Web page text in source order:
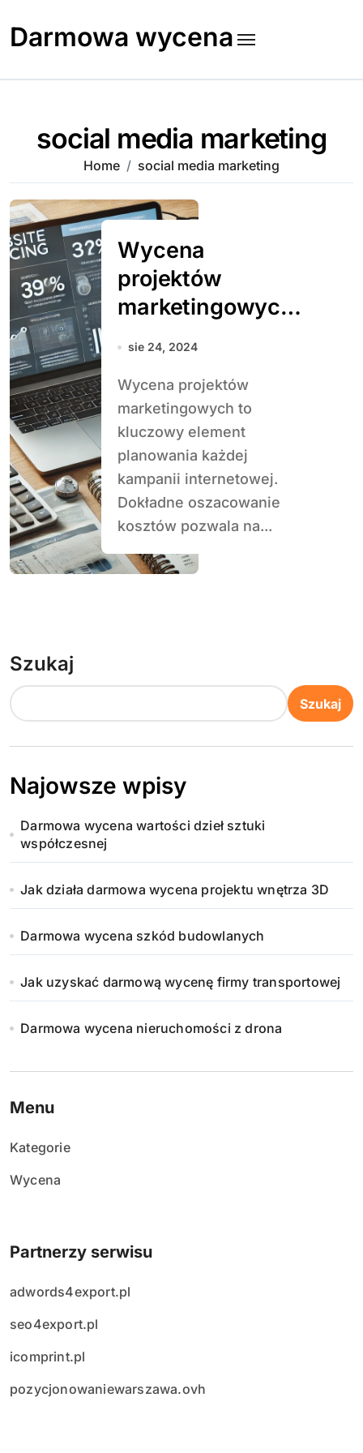
content
Darmowa wycena
social media marketing
Home social media marketing
Wycena
projektów
marketingowych –
jak oszacować
sie 24, 2024
Wycena projektów
marketingowych to
kluczowy element
planowania każdej
kampanii internetowej.
Dokładne oszacowanie
kosztów pozwala na...
Szukaj
Szukaj
Najowsze wpisy
Darmowa wycena wartości dzieł sztuki
współczesnej
Jak działa darmowa wycena projektu wnętrza 3D
Darmowa wycena szkód budowlanych
Jak uzyskać darmową wycenę firmy transportowej
Darmowa wycena nieruchomości z drona
Menu
Kategorie
Wycena
Partnerzy serwisu
adwords4export.pl
seo4export.pl
icomprint.pl
pozycjonowaniewarszawa.ovh